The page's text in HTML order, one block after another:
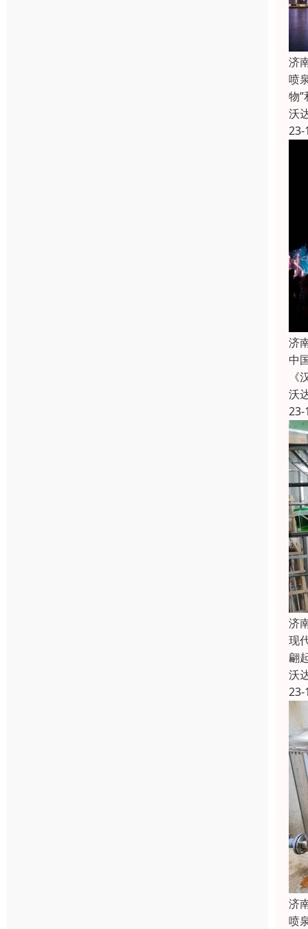
济
喷
物
沃
23-
济
中
沃
23-
济
现
翩
沃
23-
济
喷